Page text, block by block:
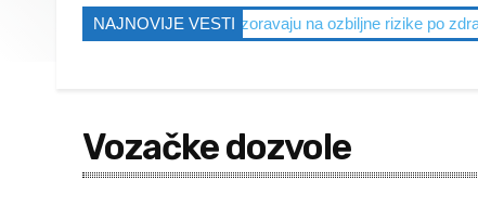
NAJNOVIJE VESTI
do 40 stepeni, lekari upozoravaju na ozbiljne rizike po zdravlje
Vozačke dozvole